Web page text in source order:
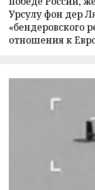
Урсулу фон дер
«бендеровского
отношения к